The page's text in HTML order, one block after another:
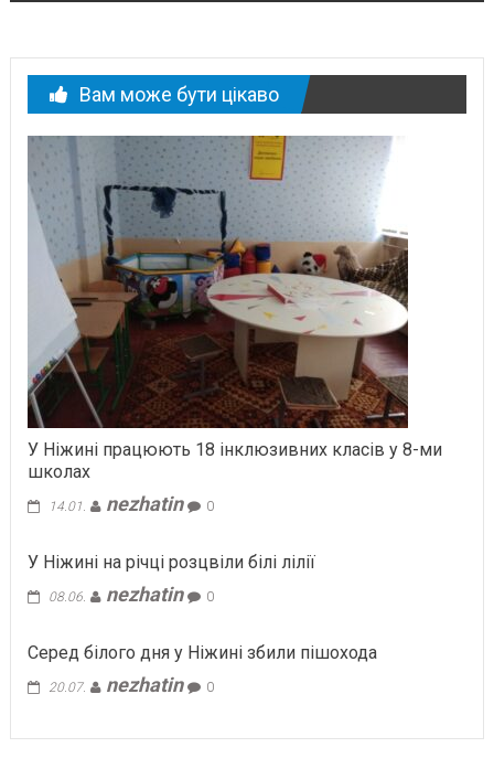
Вам може бути цікаво
У Ніжині працюють 18 інклюзивних класів у 8-ми
школах
14.01. nezhatin 0
У Ніжині на річці розцвіли білі лілії
08.06. nezhatin 0
Серед білого дня у Ніжині збили пішохода
20.07. nezhatin 0